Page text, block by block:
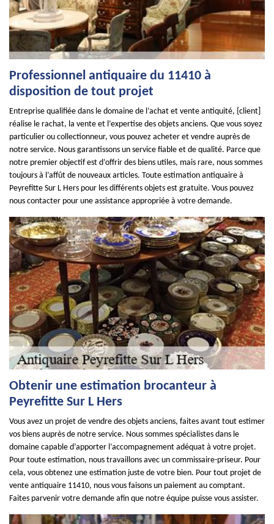
Professionnel antiquaire du 11410 à
disposition de tout projet
Entreprise qualifiée dans le domaine de l’achat et vente antiquité, {client]
réalise le rachat, la vente et l’expertise des objets anciens. Que vous soyez
particulier ou collectionneur, vous pouvez acheter et vendre auprès de
notre service. Nous garantissons un service fiable et de qualité. Parce que
notre premier objectif est d’offrir des biens utiles, mais rare, nous sommes
toujours à l’affût de nouveaux articles. Toute estimation antiquaire à
Peyrefitte Sur L Hers pour les différents objets est gratuite. Vous pouvez
nous contacter pour une assistance appropriée à votre demande.
Obtenir une estimation brocanteur à
Peyrefitte Sur L Hers
Vous avez un projet de vendre des objets anciens, faites avant tout estimer
vos biens auprès de notre service. Nous sommes spécialistes dans le
domaine capable d’apporter l’accompagnement adéquat à votre projet.
Pour toute estimation, nous travaillons avec un commissaire-priseur. Pour
cela, vous obtenez une estimation juste de votre bien. Pour tout projet de
vente antiquaire 11410, nous vous faisons un paiement au comptant.
Faites parvenir votre demande afin que notre équipe puisse vous assister.